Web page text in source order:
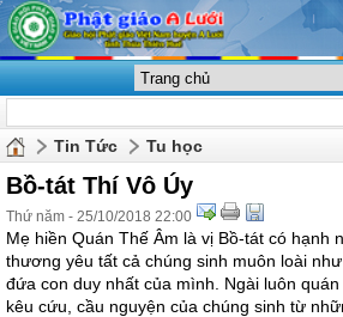
Tin Tức Tu học
Bồ-tát Thí Vô Úy
Thứ năm - 25/10/2018 22:00
Mẹ hiền Quán Thế Âm là vị Bồ-tát có hạnh
thương yêu tất cả chúng sinh muôn loài
đứa con duy nhất của mình. Ngài luôn
kêu cứu, cầu nguyện của chúng sinh từ